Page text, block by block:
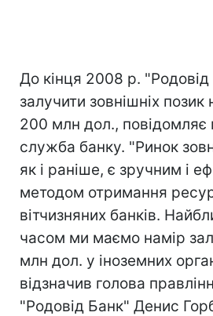
До кінця 2008 р.
залучити зовнішніх
200 млн дол., повідомляє
служба банку. "Ринок
як і раніше, є зручним і
методом отримання
вітчизняних банків.
часом ми маємо намір
млн дол. у іноземних
відзначив голова
"Родовід Банк" Денис